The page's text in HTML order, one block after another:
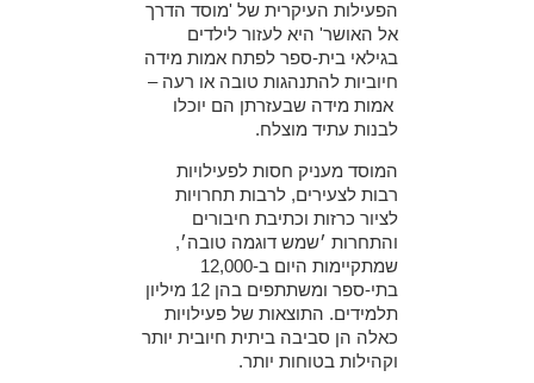
הפעילות העיקרית של 'מוסד הדרך
אל האושר' היא לעזור לילדים
בגילאי בית-ספר לפתח אמות מידה
חיוביות להתנהגות טובה או רעה –
אמות מידה שבעזרתן הם יוכלו
לבנות עתיד מוצלח.
המוסד מעניק חסות לפעילויות
רבות לצעירים, לרבות תחרויות
לציור כרזות וכתיבת חיבורים
והתחרות ׳שמש דוגמה טובה׳,
שמתקיימות היום ב-12,000
בתי-ספר ומשתתפים בהן 12 מיליון
תלמידים. התוצאות של פעילויות
כאלה הן סביבה ביתית חיובית יותר
וקהילות בטוחות יותר.